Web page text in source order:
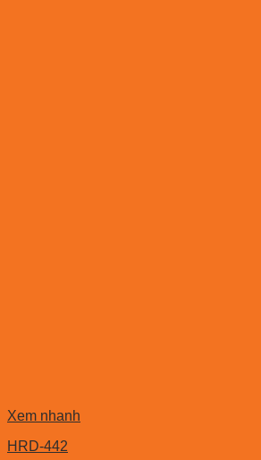
Xem nhanh
HRD-442